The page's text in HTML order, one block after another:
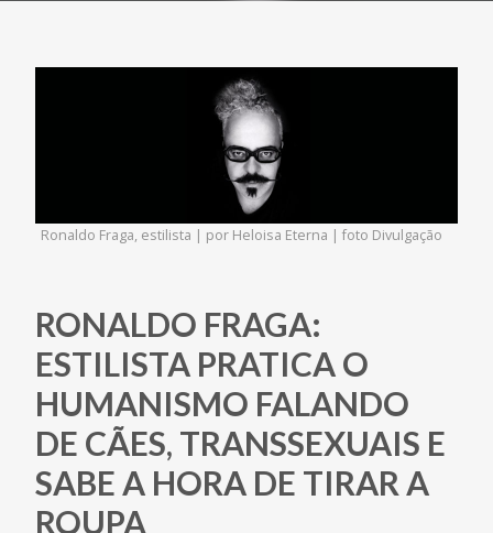
Ronaldo Fraga, estilista | por Heloisa Eterna | foto Divulgação
RONALDO FRAGA:
ESTILISTA PRATICA O
HUMANISMO FALANDO
DE CÃES, TRANSSEXUAIS E
SABE A HORA DE TIRAR A
ROUPA